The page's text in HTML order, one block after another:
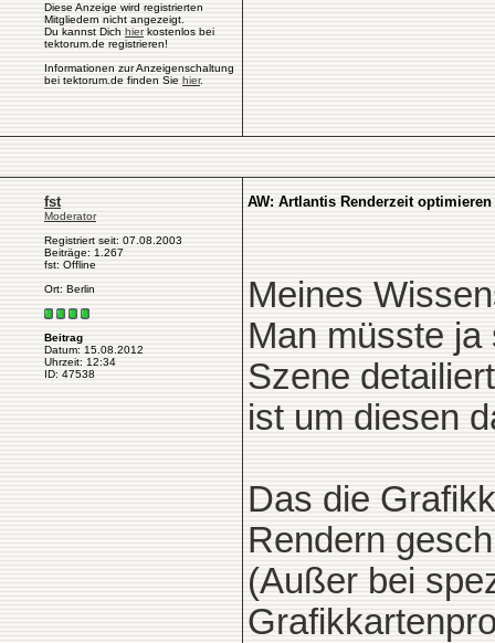
Diese Anzeige wird registrierten
Mitgliedern nicht angezeigt.
Du kannst Dich hierkostenlos bei
tektorum.de registrieren!
Informationen zur Anzeigenschaltung
bei tektorum.de finden Sie hier.
fst
Moderator
Registriert seit: 07.08.2003
Beiträge: 1.267
fst: Offline
Ort: Berlin
Beitrag
Datum: 15.08.2012
Uhrzeit: 12:34
ID: 47538
AW: Artlantis Renderzeit optimieren
Meines
Man müsste
Szene
ist um diesen
Das die
Rendern
(Außer bei